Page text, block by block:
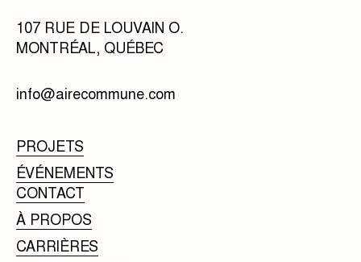
107 RUE DE LOUVAIN O.
MONTRÉAL, QUÉBEC
info@airecommune.com
PROJETS
ÉVÉNEMENTS
CONTACT
À PROPOS
CARRIÈRES